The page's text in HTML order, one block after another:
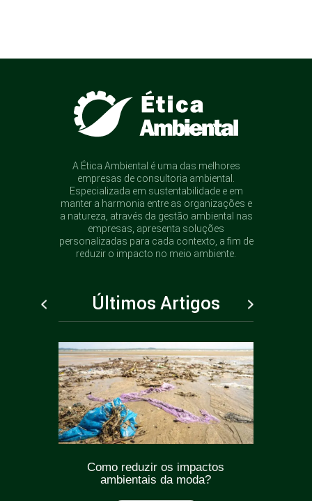
A Ética Ambiental é uma das melhores
empresas de consultoria ambiental.
Especializada em sustentabilidade e em
manter a harmonia entre as organizações e
a natureza, através da gestão ambiental nas
empresas, apresenta soluções
personalizadas para cada contexto, a fim de
reduzir o impacto no meio ambiente.
Últimos Artigos
Como reduzir os impactos
ambientais da moda?